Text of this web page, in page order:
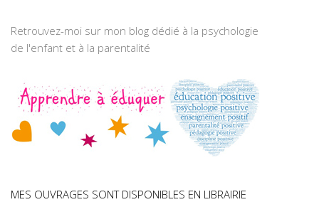
Retrouvez-moi sur mon blog dédié à la psychologie
de l'enfant et à la parentalité
MES OUVRAGES SONT DISPONIBLES EN LIBRAIRIE